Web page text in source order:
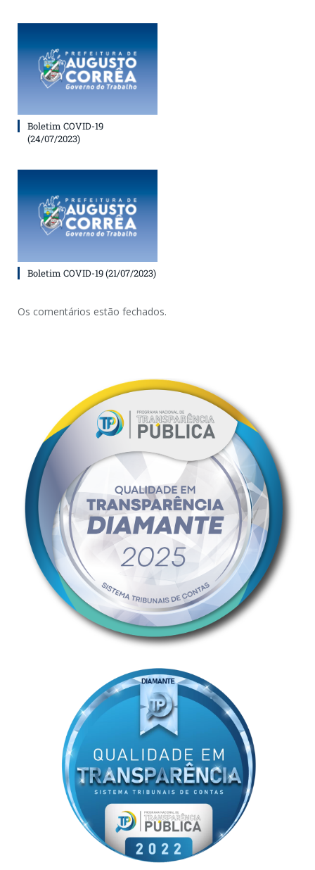
Boletim COVID-19
(24/07/2023)
Boletim COVID-19 (21/07/2023)
Os comentários estão fechados.